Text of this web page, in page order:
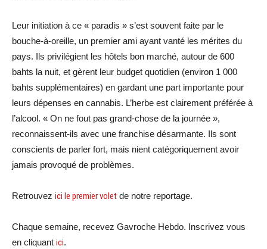
Leur initiation à ce « paradis » s’est souvent faite par le
bouche-à-oreille, un premier ami ayant vanté les mérites du
pays. Ils privilégient les hôtels bon marché, autour de 600
bahts la nuit, et gèrent leur budget quotidien (environ 1 000
bahts supplémentaires) en gardant une part importante pour
leurs dépenses en cannabis. L’herbe est clairement préférée à
l’alcool. « On ne fout pas grand-chose de la journée »,
reconnaissent-ils avec une franchise désarmante. Ils sont
conscients de parler fort, mais nient catégoriquement avoir
jamais provoqué de problèmes.
Retrouvez ici le premier volet de notre reportage.
Chaque semaine, recevez Gavroche Hebdo. Inscrivez vous
en cliquant ici.